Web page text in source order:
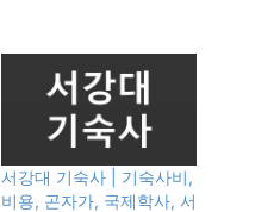
서강대 기숙사 | 기숙사비,
비용, 곤자가, 국제학사, 서